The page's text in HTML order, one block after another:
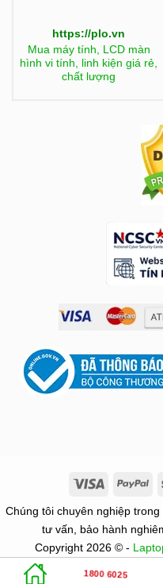
https://plo.vn
Mua máy tính, LCD màn
hình vi tính, linh kiện giá rẻ,
chất lượng
Chúng tôi chuyên nghiệp
tư vấn, bảo hành
Copyright 2026 © -
1800 6025